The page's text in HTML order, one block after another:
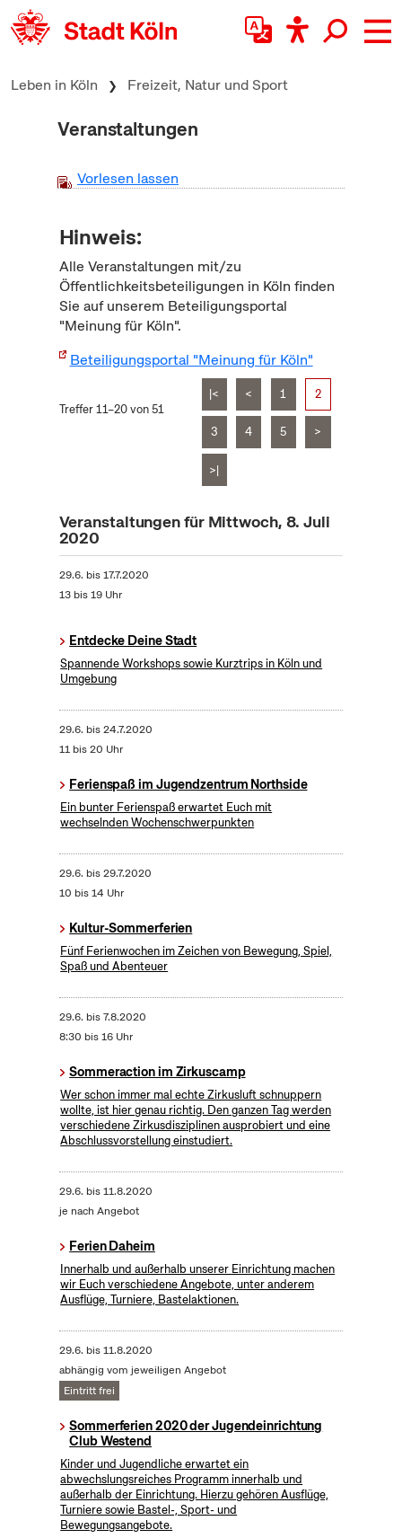
zum Inhalt springen
Leben in Köln Freizeit, Natur und Sport
Veranstaltungen
Vorlesen lassen
Hinweis:
Alle Veranstaltungen mit/zu
Öffentlichkeitsbeteiligungen in Köln finden
Sie auf unserem Beteiligungsportal
"Meinung für Köln".
Beteiligungsportal "Meinung für Köln"
Treffer 11–20 von 51
|< < 1 2
3 4 5 >
>|
Veranstaltungen für Mittwoch, 8. Juli
2020
29.6. bis17.7.2020
13 bis 19 Uhr
Entdecke Deine Stadt
Spannende Workshops sowie Kurztrips in Köln und
Umgebung
29.6. bis24.7.2020
11 bis 20 Uhr
Ferienspaß im Jugendzentrum Northside
Ein bunter Ferienspaß erwartet Euch mit
wechselnden Wochenschwerpunkten
29.6. bis29.7.2020
10 bis 14 Uhr
Kultur-Sommerferien
Fünf Ferienwochen im Zeichen von Bewegung, Spiel,
Spaß und Abenteuer
29.6. bis7.8.2020
8:30 bis 16 Uhr
Sommeraction im Zirkuscamp
Wer schon immer mal echte Zirkusluft schnuppern
wollte, ist hier genau richtig. Den ganzen Tag werden
verschiedene Zirkusdisziplinen ausprobiert und eine
Abschlussvorstellung einstudiert.
29.6. bis11.8.2020
je nach Angebot
Ferien Daheim
Innerhalb und außerhalb unserer Einrichtung machen
wir Euch verschiedene Angebote, unter anderem
Ausflüge, Turniere, Bastelaktionen.
29.6. bis11.8.2020
abhängig vom jeweiligen Angebot
Eintritt frei
Sommerferien 2020 der Jugendeinrichtung
Club Westend
Kinder und Jugendliche erwartet ein
abwechslungsreiches Programm innerhalb und
außerhalb der Einrichtung. Hierzu gehören Ausflüge,
Turniere sowie Bastel-, Sport- und
Bewegungsangebote.